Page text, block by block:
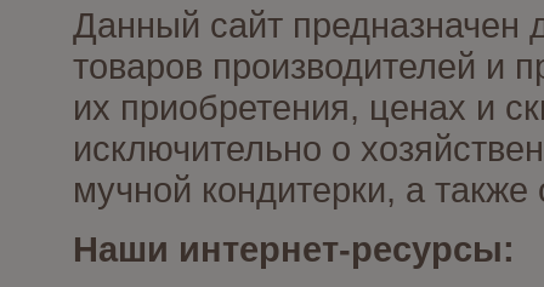
Данный сайт предназначен
товаров производителей и
их приобретения, ценах и
исключительно о
мучной кондитерки, а
Наши интернет-ресурсы: